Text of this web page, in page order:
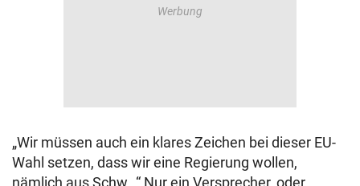
„Wir müssen auch ein klares Zeichen bei dieser EU-
Wahl setzen, dass wir eine Regierung wollen,